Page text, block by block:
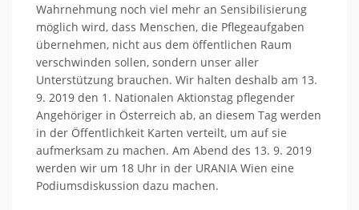
Wahrnehmung noch viel mehr an Sensibilisierung
möglich wird, dass Menschen, die Pflegeaufgaben
übernehmen, nicht aus dem öffentlichen Raum
verschwinden sollen, sondern unser aller
Unterstützung brauchen. Wir halten deshalb am 13.
9. 2019 den 1. Nationalen Aktionstag pflegender
Angehöriger in Österreich ab, an diesem Tag werden
in der Öffentlichkeit Karten verteilt, um auf sie
aufmerksam zu machen. Am Abend des 13. 9. 2019
werden wir um 18 Uhr in der URANIA Wien eine
Podiumsdiskussion dazu machen.